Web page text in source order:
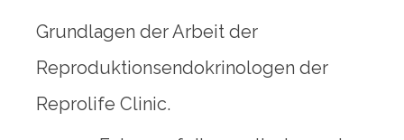
Grundlagen der Arbeit der
Reproduktionsendokrinologen der
Reprolife Clinic.